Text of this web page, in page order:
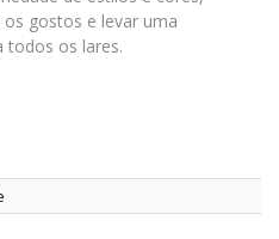
gostos e levar uma
todos os lares.